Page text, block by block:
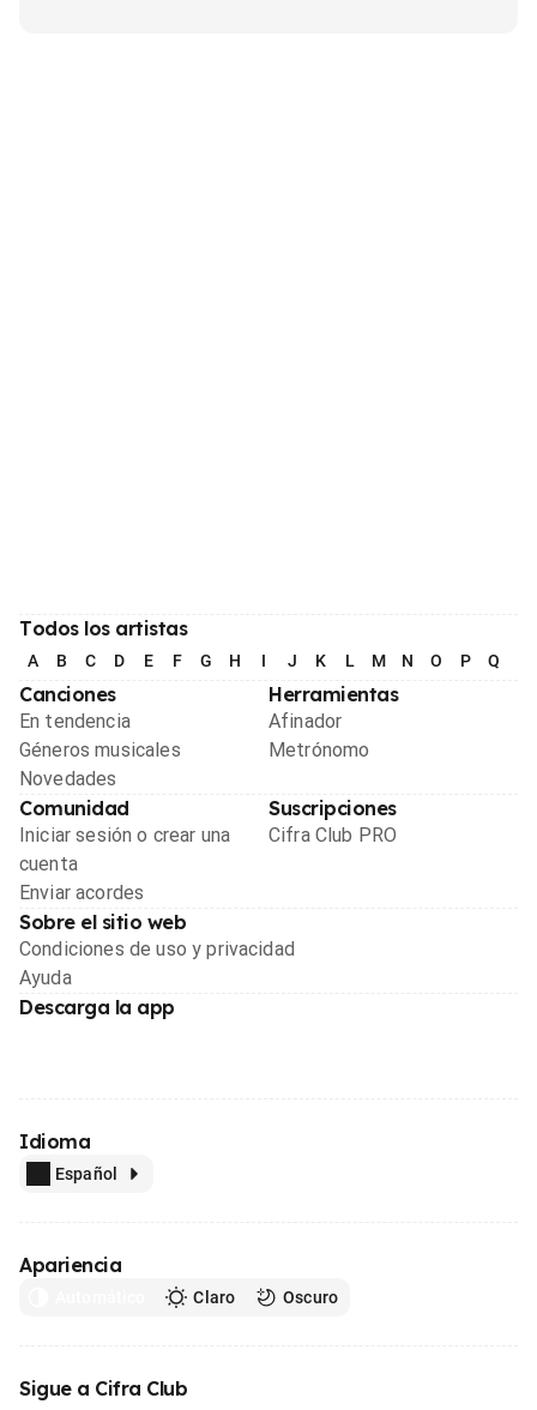
Todos los artistas
A B C D E F G H I J K L M N O P Q
Canciones
En tendencia
Géneros musicales
Novedades
Herramientas
Afinador
Metrónomo
Comunidad
Iniciar sesión o crear una
cuenta
Enviar acordes
Suscripciones
Cifra Club PRO
Sobre el sitio web
Condiciones de uso y privacidad
Ayuda
Descarga la app
Idioma
Español
Apariencia
Claro Oscuro
Sigue a Cifra Club